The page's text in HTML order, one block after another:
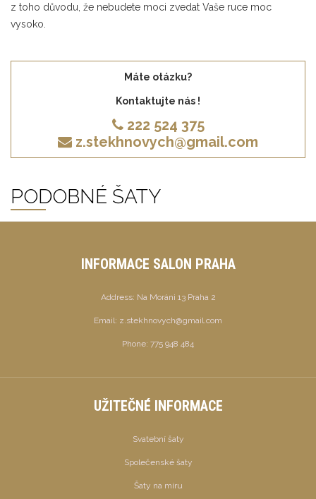
z toho důvodu, že nebudete moci zvedat Vaše ruce moc
vysoko.
Máte otázku?
Kontaktujte nás !
222 524 375
z.stekhnovych@gmail.com
PODOBNÉ ŠATY
INFORMACE SALON PRAHA
Address: Na Moráni 13 Praha 2
Email: z.stekhnovych@gmail.com
Phone: 775 948 484
UŽITEČNÉ INFORMACE
Svatební šaty
Společenské šaty
Šaty na míru